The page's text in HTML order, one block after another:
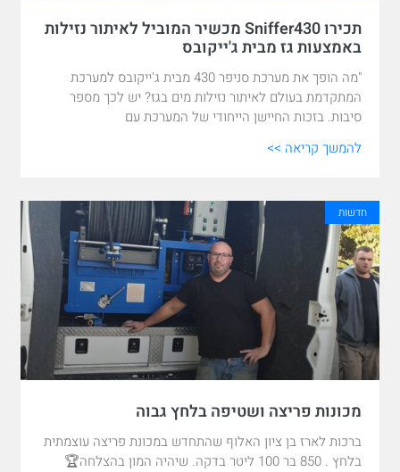
תכירו Sniffer430 מכשיר המוביל לאיתור נזילות
באמצעות גז מבית ג'ייקובס
"מה הופך את מערכת סניפר 430 מבית ג'ייקובס למערכת
המתקדמת בעולם לאיתור נזילות מים בגז? יש לכך מספר
סיבות. בזכות החיישן הייחודי של המערכת עם
להמשך קריאה >>
חדשות
מכונות פריצה ושטיפה בלחץ גבוה
ברכות לארז בן ציון האלוף שהתחדש במכונת פריצה עוצמתית
בלחץ . 850 בר 100 ליטר בדקה. שיהיה המון בהצלחה🏆